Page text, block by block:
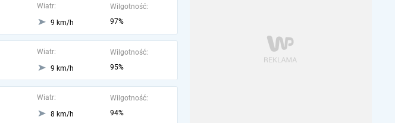
Wiatr:
9 km/h
Wilgotność:
97%
Wiatr:
9 km/h
Wilgotność:
95%
Wiatr:
8 km/h
Wilgotność:
94%